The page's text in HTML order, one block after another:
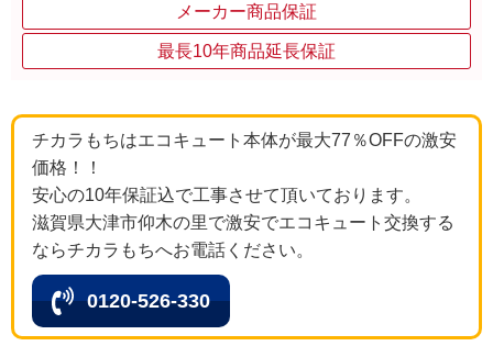
メーカー商品保証
最長10年商品延長保証
チカラもちはエコキュート本体が最大77％OFFの激安
価格！！
安心の10年保証込で工事させて頂いております。
滋賀県大津市仰木の里で激安でエコキュート交換する
ならチカラもちへお電話ください。
0120-526-330